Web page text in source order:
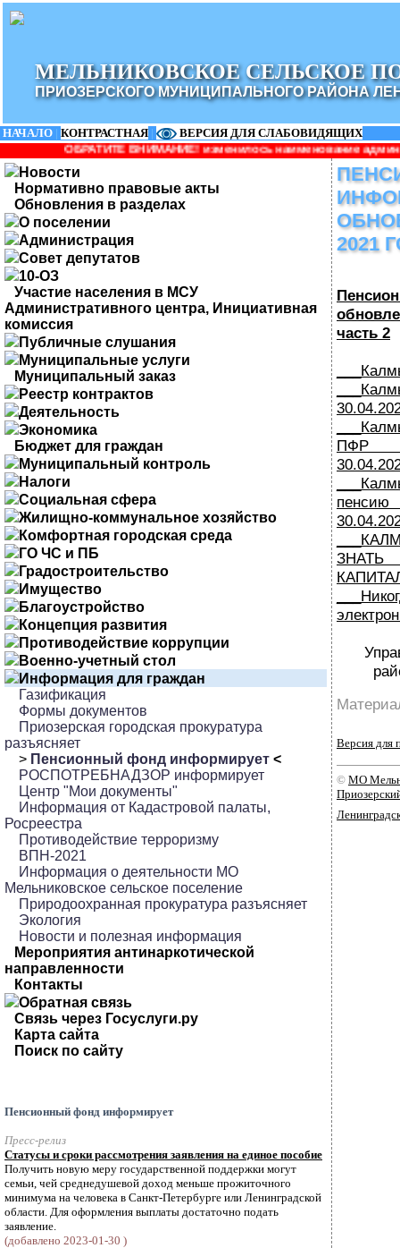
МЕЛЬНИКОВСКОЕ СЕЛЬСКОЕ
ПРИОЗЕРСКОГО МУНИЦИПАЛЬНОГО РАЙОНА
НАЧАЛО | КОНТРАСТНАЯ |
ВЕРСИЯ ДЛЯ СЛАБОВИДЯЩИХ
ВНИМАНИЕ! изменилось наименование администрации:
Новости
Нормативно правовые акты
Обновления в разделах
О поселении
Администрация
Совет депутатов
10-ОЗ
Участие населения в МСУ
Административного центра, Инициативная
комиссия
Публичные слушания
Муниципальные услуги
Муниципальный заказ
Реестр контрактов
Деятельность
Экономика
Бюджет для граждан
Муниципальный контроль
Налоги
Социальная сфера
Жилищно-коммунальное хозяйство
Комфортная городская среда
ГО ЧС и ПБ
Градостроительство
Имущество
Благоустройство
Концепция развития
Противодействие коррупции
Военно-учетный стол
Информация для граждан
Газификация
Формы документов
Приозерская городская прокуратура
разъясняет
> Пенсионный фонд информирует <
РОСПОТРЕБНАДЗОР информирует
Центр "Мои документы"
Информация от Кадастровой палаты,
Росреестра
Противодействие терроризму
ВПН-2021
Информация о деятельности МО
Мельниковское сельское поселение
Природоохранная прокуратура разъясняет
Экология
Новости и полезная информация
Мероприятия антинаркотической
направленности
Контакты
Обратная связь
Связь через Госуслуги.ру
Карта сайта
Поиск по сайту
Пенсионный фонд информирует
Пресс-релиз
Статусы и сроки рассмотрения заявления на единое пособие
Получить новую меру государственной поддержки могут
семьи, чей среднедушевой доход меньше прожиточного
минимума на человека в Санкт-Петербурге или Ленинградской
области. Для оформления выплаты достаточно подать
заявление.
(добавлено 2023-01-30 )
2021
часть 2
ПФР в
Версия для
© МО